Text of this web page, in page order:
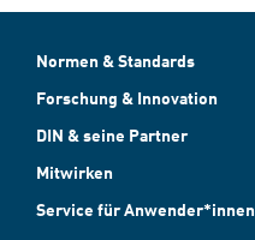
Normen & Standards
Forschung & Innovation
DIN & seine Partner
Mitwirken
Service für Anwender*innen